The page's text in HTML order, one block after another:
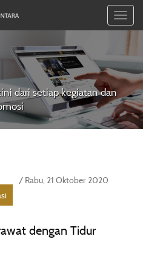
Toggle
dari setiap kegiatan dan
/ Rabu, 21 Oktober 2020
dengan Tidur